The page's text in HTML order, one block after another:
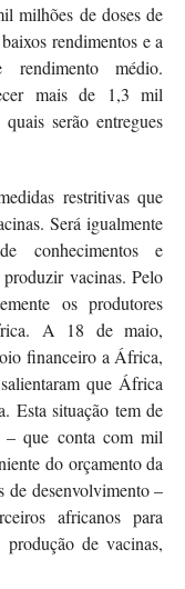
milhões de doses de
rendimentos e a
médio.
mais de 1,3 mil
serão entregues
restritivas que
Será igualmente
conhecimentos e
vacinas. Pelo
os produtores
A 18 de maio,
financeiro a África,
que África
Esta situação tem de
– que conta com mil
do orçamento da
de desenvolvimento –
africanos para
de vacinas,